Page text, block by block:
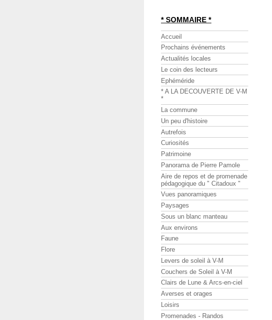
* SOMMAIRE *
Accueil
Prochains événements
Actualités locales
Le coin des lecteurs
Ephéméride
* A LA DECOUVERTE DE V-M
*
La commune
Un peu d'histoire
Autrefois
Curiosités
Patrimoine
Panorama de Pierre Pamole
Aire de repos et de promenade
pédagogique du " Citadoux "
Vues panoramiques
Paysages
Sous un blanc manteau
Aux environs
Faune
Flore
Levers de soleil à V-M
Couchers de Soleil à V-M
Clairs de Lune & Arcs-en-ciel
Averses et orages
Loisirs
Promenades - Randos